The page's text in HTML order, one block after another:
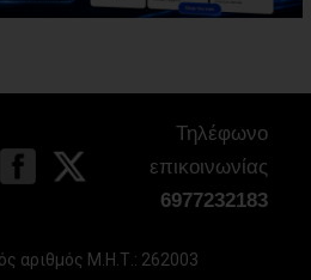
Τηλέφωνο
επικοινωνίας
6977232183
αριθμός Μ.Η.Τ.: 262003